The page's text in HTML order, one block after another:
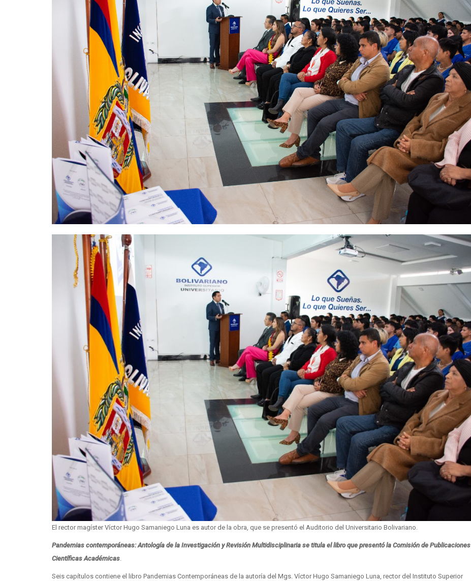
El rector magíster Víctor Hugo Samaniego Luna es autor de la obra, que se presentó el Auditorio del Universitario Bolivariano.
Pandemias contemporáneas: Antología de la Investigación y Revisión Multidisciplinaria se titula el libro que presentó la Comisión de Publicaciones
Científicas Académicas.
Seis capítulos contiene el libro Pandemias Contemporáneas de la autoría del Mgs. Víctor Hugo Samaniego Luna, rector del Instituto Superior